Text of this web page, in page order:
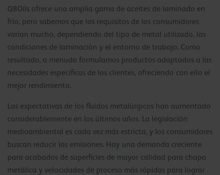
Q8Oils ofrece una amplia gama de aceites de laminado en
frío, pero sabemos que los requisitos de los consumidores
varían mucho, dependiendo del tipo de metal utilizado, las
condiciones de laminación y el entorno de trabajo. Como
resultado, a menudo formulamos productos adaptados a las
necesidades específicas de los clientes, ofreciendo con ello el
mejor rendimiento.
Las expectativas de los fluidos metalúrgicos han aumentado
considerablemente en los últimos años. La legislación
medioambiental es cada vez más estricta, y los consumidores
buscan reducir las emisiones. Hay una demanda creciente
para acabados de superficies de mayor calidad para chapa
metálica y velocidades de proceso más rápidas para lograr